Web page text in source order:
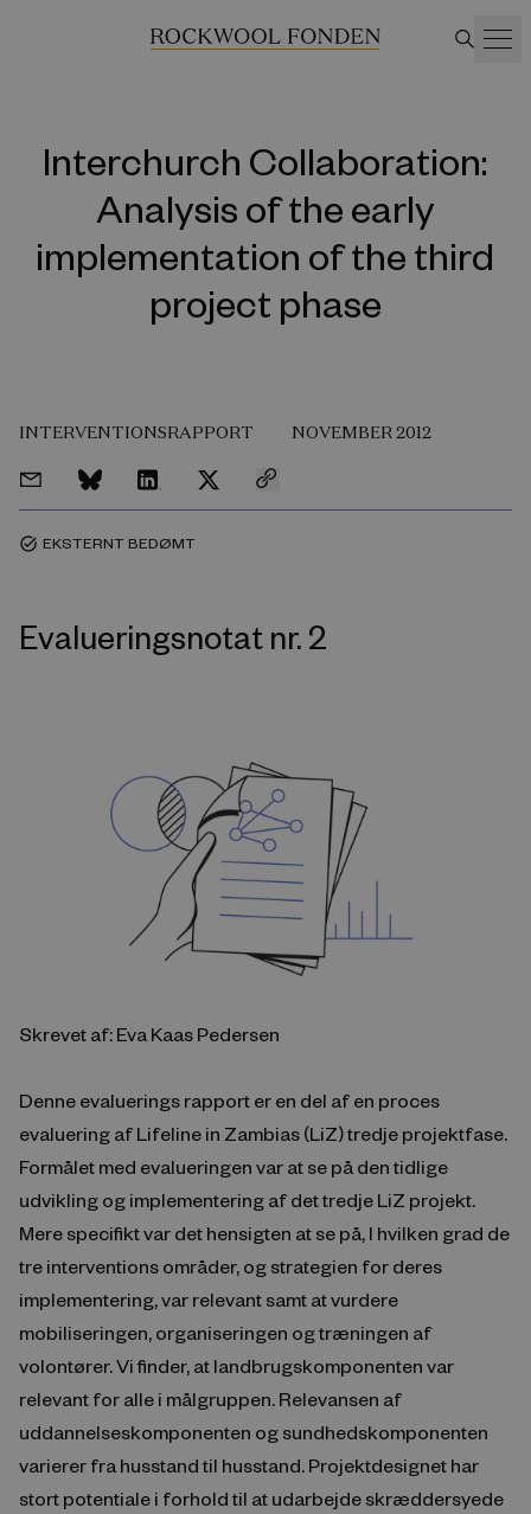
Interchurch Collaboration:
Analysis of the early
implementation of the third
project phase
INTERVENTIONSRAPPORT NOVEMBER 2012
task_alt EKSTERNT BEDØMT
Evalueringsnotat nr. 2
Skrevet af: Eva Kaas Pedersen
Denne evaluerings rapport er en del af en proces
evaluering af Lifeline in Zambias (LiZ) tredje projektfase.
Formålet med evalueringen var at se på den tidlige
udvikling og implementering af det tredje LiZ projekt.
Mere specifikt var det hensigten at se på, I hvilken grad de
tre interventions områder, og strategien for deres
implementering, var relevant samt at vurdere
mobiliseringen, organiseringen og træningen af
volontører. Vi finder, at landbrugskomponenten var
relevant for alle i målgruppen. Relevansen af ​​
uddannelseskomponenten og sundhedskomponenten
varierer fra husstand til husstand. Projektdesignet har
stort potentiale i forhold til at udarbejde skræddersyede